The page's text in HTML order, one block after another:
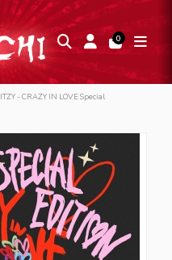
0
ITZY - CRAZY IN LOVE Special